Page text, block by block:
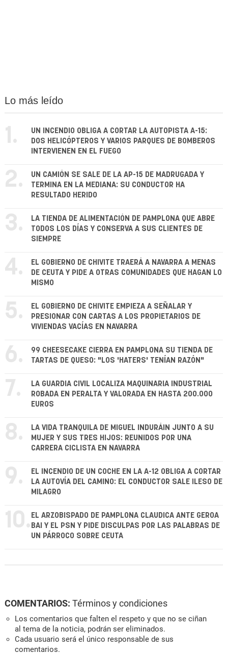
Lo más leído
1.
UN INCENDIO OBLIGA A CORTAR LA AUTOPISTA A-15:
DOS HELICÓPTEROS Y VARIOS PARQUES DE BOMBEROS
INTERVIENEN EN EL FUEGO
2.
UN CAMIÓN SE SALE DE LA AP-15 DE MADRUGADA Y
TERMINA EN LA MEDIANA: SU CONDUCTOR HA
RESULTADO HERIDO
3.
LA TIENDA DE ALIMENTACIÓN DE PAMPLONA QUE ABRE
TODOS LOS DÍAS Y CONSERVA A SUS CLIENTES DE
SIEMPRE
4.
EL GOBIERNO DE CHIVITE TRAERÁ A NAVARRA A MENAS
DE CEUTA Y PIDE A OTRAS COMUNIDADES QUE HAGAN LO
MISMO
5.
EL GOBIERNO DE CHIVITE EMPIEZA A SEÑALAR Y
PRESIONAR CON CARTAS A LOS PROPIETARIOS DE
VIVIENDAS VACÍAS EN NAVARRA
6.
99 CHEESECAKE CIERRA EN PAMPLONA SU TIENDA DE
TARTAS DE QUESO: "LOS 'HATERS' TENÍAN RAZÓN"
7.
LA GUARDIA CIVIL LOCALIZA MAQUINARIA INDUSTRIAL
ROBADA EN PERALTA Y VALORADA EN HASTA 200.000
EUROS
8.
LA VIDA TRANQUILA DE MIGUEL INDURÁIN JUNTO A SU
MUJER Y SUS TRES HIJOS: REUNIDOS POR UNA
CARRERA CICLISTA EN NAVARRA
9.
EL INCENDIO DE UN COCHE EN LA A-12 OBLIGA A CORTAR
LA AUTOVÍA DEL CAMINO: EL CONDUCTOR SALE ILESO DE
MILAGRO
10. EL ARZOBISPADO DE PAMPLONA CLAUDICA ANTE GEROA
BAI Y EL PSN Y PIDE DISCULPAS POR LAS PALABRAS DE
UN PÁRROCO SOBRE CEUTA
COMENTARIOS: Términos y condiciones
Los comentarios que falten el respeto y que no se ciñan
al tema de la noticia, podrán ser eliminados.
Cada usuario será el único responsable de sus
comentarios.